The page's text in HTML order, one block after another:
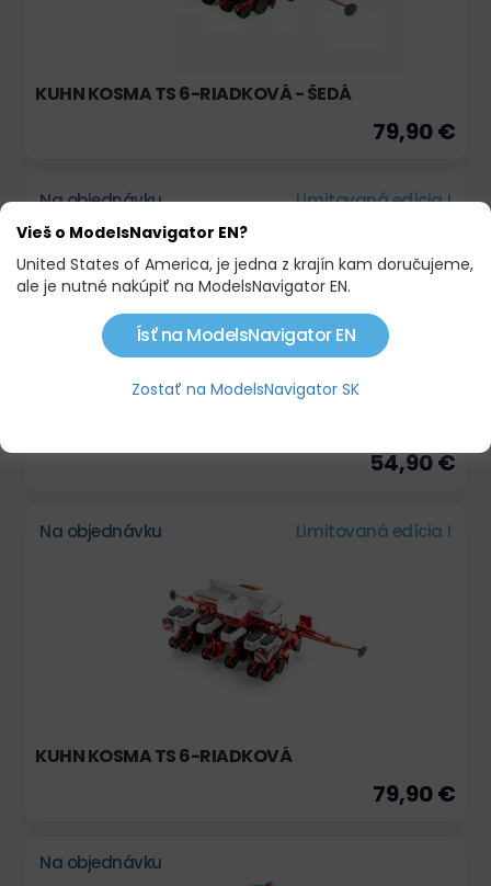
KUHN KOSMA TS 6-RIADKOVÁ - ŠEDÁ
79,90 €
Na objednávku Limitovaná edícia !
54,90 €
Na objednávku Limitovaná edícia !
KUHN KOSMA TS 6-RIADKOVÁ
79,90 €
Na objednávku
Vieš o ModelsNavigator EN?
United States of America, je jedna z krajín kam doručujeme,
ale je nutné nakúpiť na ModelsNavigator EN.
Ísť na ModelsNavigator EN
Zostať na ModelsNavigator SK